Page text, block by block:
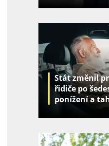
Stát změnil
řidiče po
ponížení a